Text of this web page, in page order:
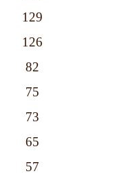
129
126
82
75
73
65
57